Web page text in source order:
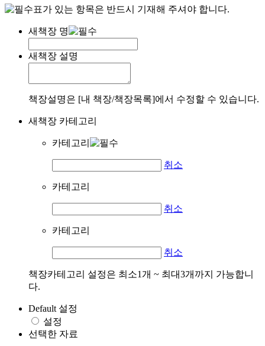
표가 있는 항목은 반드시 기재해 주셔야 합니다.
새책장 명
새책장 설명
책장설명은 [내 책장/책장목록]에서 수정할 수 있습니다.
새책장 카테고리
카테고리
취소
카테고리
취소
카테고리
취소
책장카테고리 설정은 최소1개 ~ 최대3개까지 가능합니
다.
Default 설정
설정
선택한 자료